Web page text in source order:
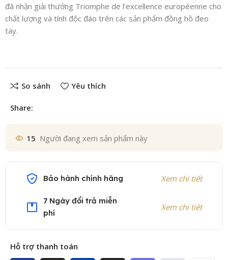
đã nhận giải thưởng Triomphe de l’excellence européenne cho
chất lượng và tính độc đáo trên các sản phẩm đồng hồ đeo
tay.
So sánh Yêu thích
Share:
15 Người đang xem sản phẩm này
Bảo hành chính hãng Xem chi tiết
7 Ngày đổi trả miễn
phí
Xem chi tiết
Hỗ trợ thanh toán